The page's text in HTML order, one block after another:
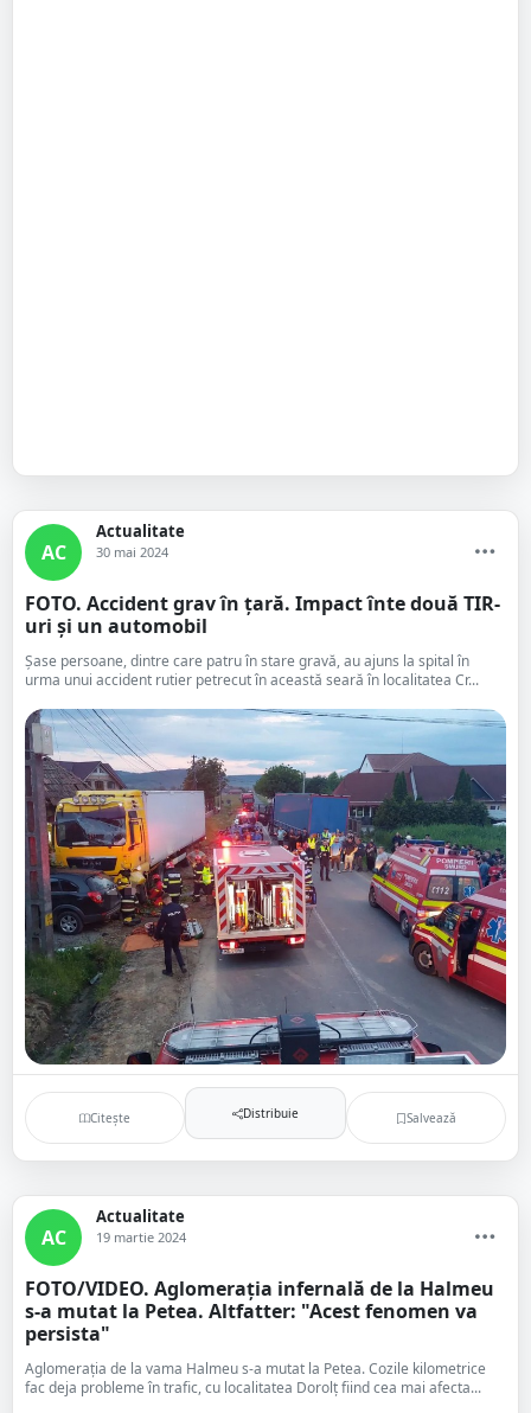
AC
Actualitate
30 mai 2024
FOTO. Accident grav în țară. Impact înte două TIR-
uri și un automobil
Șase persoane, dintre care patru în stare gravă, au ajuns la spital în
urma unui accident rutier petrecut în această seară în localitatea Cr...
Citește Distribuie Salvează
AC
Actualitate
19 martie 2024
FOTO/VIDEO. Aglomerația infernală de la Halmeu
s-a mutat la Petea. Altfatter: "Acest fenomen va
persista"
Aglomerația de la vama Halmeu s-a mutat la Petea. Cozile kilometrice
fac deja probleme în trafic, cu localitatea Dorolț fiind cea mai afecta...